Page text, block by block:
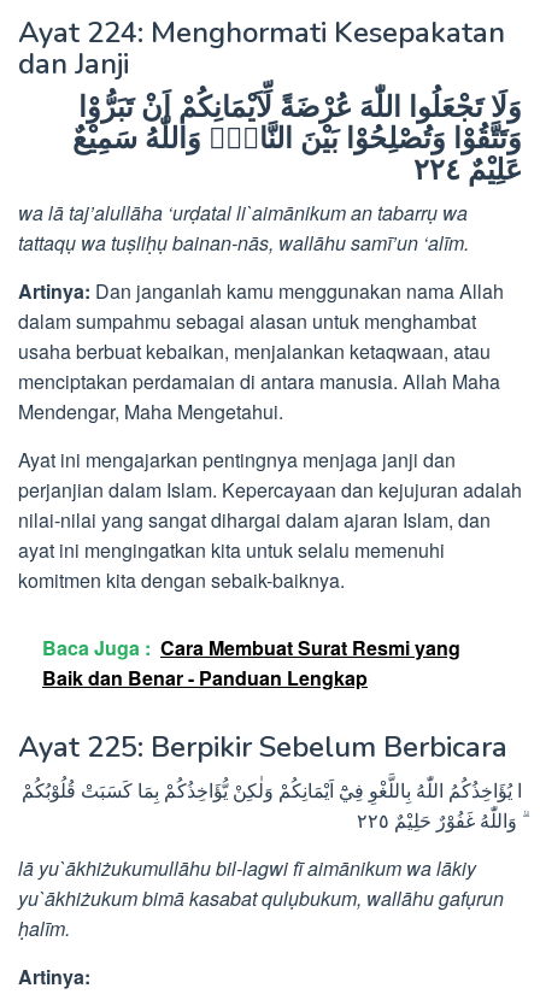
Ayat 224: Menghormati Kesepakatan
dan Janji
وَلَا تَجْعَلُوا اللّٰهَ عُرْضَةً لِّاَيْمَانِكُمْ اَنْ تَبَرُّوْا
وَتَتَّقُوْا وَتُصْلِحُوْا بَيْنَ النَّاسِۗ وَاللّٰهُ سَمِيْعٌ
عَلِيْمٌ ٢٢٤
wa lā taj’alullāha ‘urḍatal li`aimānikum an tabarrụ wa
tattaqụ wa tuṣliḥụ bainan-nās, wallāhu samī’un ‘alīm.
Artinya: Dan janganlah kamu menggunakan nama Allah
dalam sumpahmu sebagai alasan untuk menghambat
usaha berbuat kebaikan, menjalankan ketaqwaan, atau
menciptakan perdamaian di antara manusia. Allah Maha
Mendengar, Maha Mengetahui.
Ayat ini mengajarkan pentingnya menjaga janji dan
perjanjian dalam Islam. Kepercayaan dan kejujuran adalah
nilai-nilai yang sangat dihargai dalam ajaran Islam, dan
ayat ini mengingatkan kita untuk selalu memenuhi
komitmen kita dengan sebaik-baiknya.
Baca Juga : Cara Membuat Surat Resmi yang
Baik dan Benar - Panduan Lengkap
Ayat 225: Berpikir Sebelum Berbicara
ا يُؤَاخِذُكُمُ اللّٰهُ بِاللَّغْوِ فِيْٓ اَيْمَانِكُمْ وَلٰكِنْ يُّؤَاخِذُكُمْ بِمَا كَسَبَتْ قُلُوْبُكُمْ
ۗ وَاللّٰهُ غَفُوْرٌ حَلِيْمٌ ٢٢٥
lā yu`ākhiżukumullāhu bil-lagwi fī aimānikum wa lākiy
yu`ākhiżukum bimā kasabat qulụbukum, wallāhu gafụrun
ḥalīm.
Artinya: